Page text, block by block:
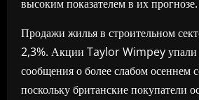
высоким показателем в их прогнозе.
Продажи жилья в строительном
2,3%. Акции Taylor Wimpey упали
сообщения о более слабом осеннем
поскольку британские покупатели